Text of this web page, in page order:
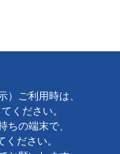
ご利用時は、
ください。
の端末で、
ださい。